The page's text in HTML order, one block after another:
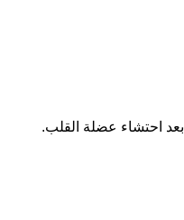
بعد احتشاء عضلة القلب.